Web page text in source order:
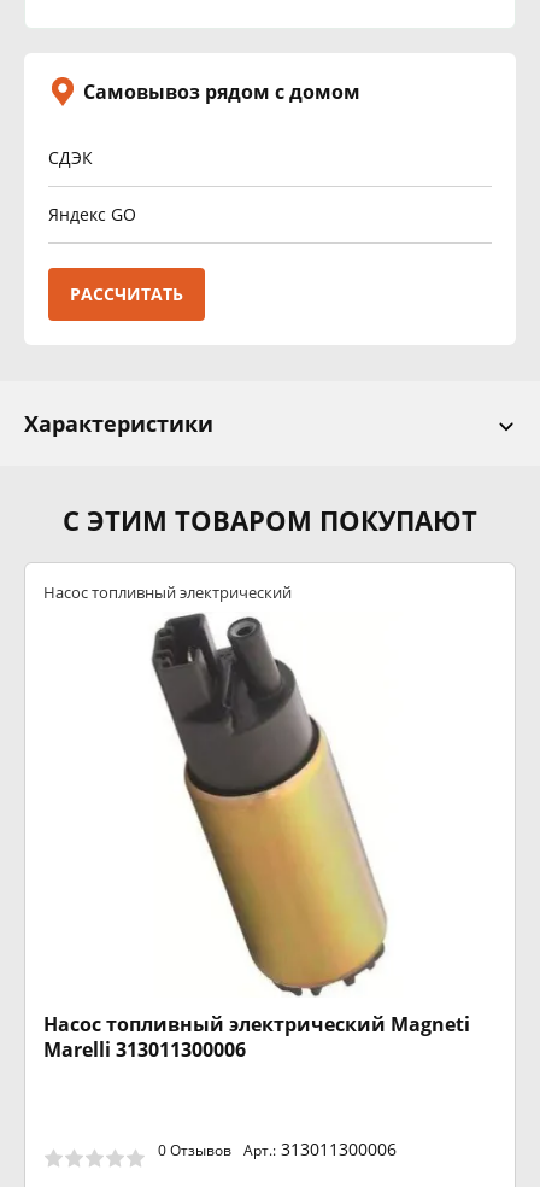
Самовывоз рядом с домом
СДЭК
Яндекс GO
РАССЧИТАТЬ
Характеристики
С ЭТИМ ТОВАРОМ ПОКУПАЮТ
Насос топливный электрический
Насос топливный электрический Magneti
Marelli 313011300006
0 Отзывов Арт.: 313011300006